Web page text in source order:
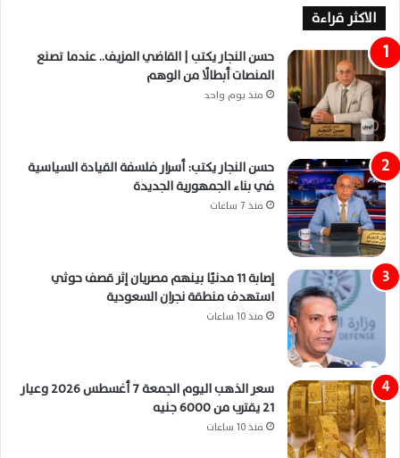
الاكثر قراءة
حسن النجار يكتب | القاضي المزيف.. عندما تصنع
المنصات أبطالًا من الوهم
منذ يوم واحد
حسن النجار يكتب: أسرار فلسفة القيادة السياسية
في بناء الجمهورية الجديدة
منذ 7 ساعات
إصابة 11 مدنيًا بينهم مصريان إثر قصف حوثي
استهدف منطقة نجران السعودية
منذ 10 ساعات
سعر الذهب اليوم الجمعة 7 أغسطس 2026 وعيار
21 يقترب من 6000 جنيه
منذ 10 ساعات